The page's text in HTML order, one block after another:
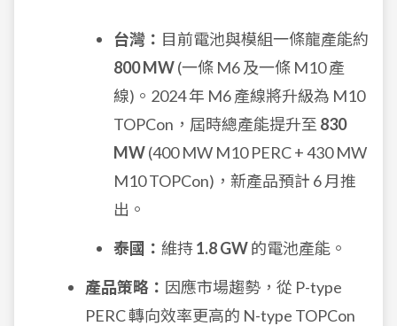
台灣： 目前電池與模組一條龍產能約
800 MW(一條 M6 及一條 M10 產
線)。2024 年 M6 產線將升級為 M10
TOPCon，屆時總產能提升至 830
MW(400 MW M10 PERC + 430 MW
M10 TOPCon)，新產品預計 6 月推
出。
泰國： 維持1.8 GW的電池產能。
產品策略： 因應市場趨勢，從 P-type
PERC 轉向效率更高的 N-type TOPCon